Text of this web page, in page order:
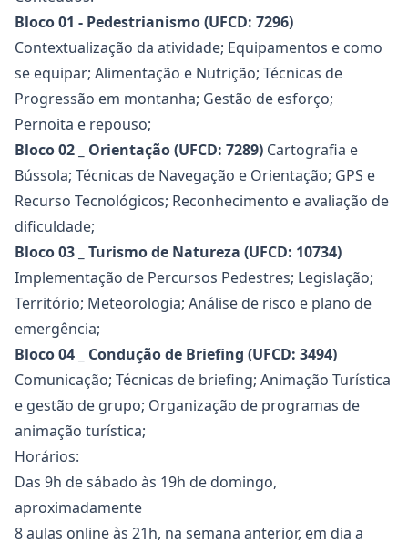
Bloco 01 - Pedestrianismo (UFCD: 7296)
Contextualização da atividade; Equipamentos e como
se equipar; Alimentação e Nutrição; Técnicas de
Progressão em montanha; Gestão de esforço;
Pernoita e repouso;
Bloco 02 _ Orientação (UFCD: 7289) Cartografia e
Bússola; Técnicas de Navegação e Orientação; GPS e
Recurso Tecnológicos; Reconhecimento e avaliação de
dificuldade;
Bloco 03 _ Turismo de Natureza (UFCD: 10734)
Implementação de Percursos Pedestres; Legislação;
Território; Meteorologia; Análise de risco e plano de
emergência;
Bloco 04 _ Condução de Briefing (UFCD: 3494)
Comunicação; Técnicas de briefing; Animação Turística
e gestão de grupo; Organização de programas de
animação turística;
Horários:
Das 9h de sábado às 19h de domingo,
aproximadamente
8 aulas online às 21h, na semana anterior, em dia a